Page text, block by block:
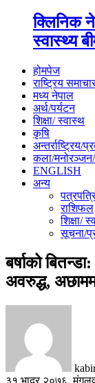
क्लिनिक
स्वास्थ्य
होमपेज
राष्ट्रिय
मध्य नेपाल
अर्थ/पर्यटन
शिक्षा/ स्वास्थ
कृषि
अन्तर्राष्ट्रिय/
कला/
ENGLISH
अन्य
राशिफल
शिक्षा/
सूचना/
बर्षाको
अवरुद्ध,
३१ भाद्र २०७६,